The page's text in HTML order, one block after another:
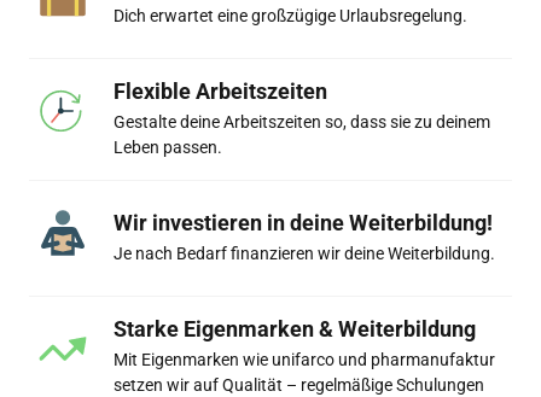
Dich erwartet eine großzügige Urlaubsregelung.
Flexible Arbeitszeiten
Gestalte deine Arbeitszeiten so, dass sie zu deinem
Leben passen.
Wir investieren in deine Weiterbildung!
Je nach Bedarf finanzieren wir deine Weiterbildung.
Starke Eigenmarken & Weiterbildung
Mit Eigenmarken wie unifarco und pharmanufaktur
setzen wir auf Qualität – regelmäßige Schulungen